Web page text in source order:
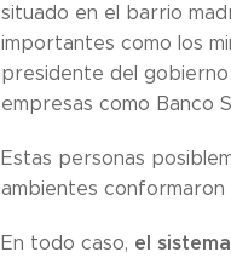
situado en el barrio
importantes como los
presidente del
empresas como Banco
Estas personas
ambientes
En todo caso, el